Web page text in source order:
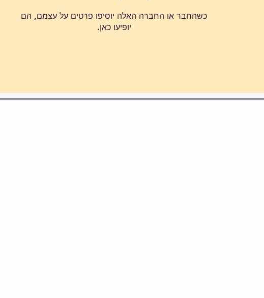
כשהחבר או החברה האלה יוסיפו פרטים על עצמם, הם
יופיעו כאן.